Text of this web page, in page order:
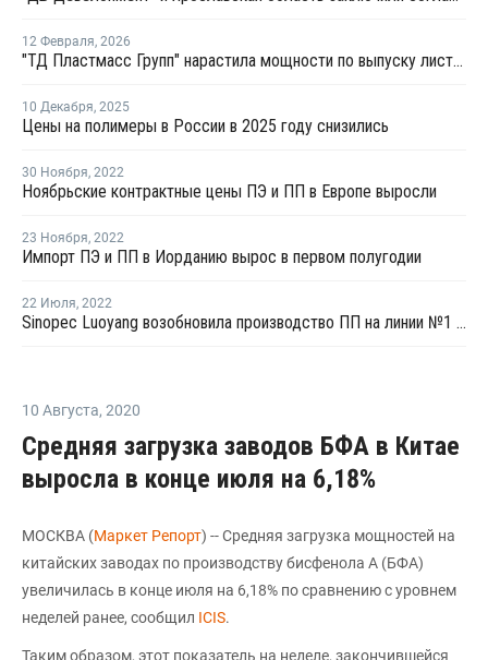
12 Февраля, 2026
"ТД Пластмасс Групп" нарастила мощности по выпуску листов из полипропилена
10 Декабря, 2025
Цены на полимеры в России в 2025 году снизились
30 Ноября, 2022
Ноябрьские контрактные цены ПЭ и ПП в Европе выросли
23 Ноября, 2022
Импорт ПЭ и ПП в Иорданию вырос в первом полугодии
22 Июля, 2022
Sinopec Luoyang возобновила производство ПП на линии №1 в Китае
10 Августа, 2020
Средняя загрузка заводов БФА в Китае
выросла в конце июля на 6,18%
МОСКВА (Маркет Репорт) -- Средняя загрузка мощностей на
китайских заводах по производству бисфенола А (БФА)
увеличилась в конце июля на 6,18% по сравнению с уровнем
неделей ранее, сообщил ICIS.
Таким образом, этот показатель на неделе, закончившейся